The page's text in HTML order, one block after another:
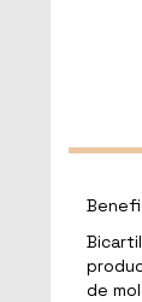
de